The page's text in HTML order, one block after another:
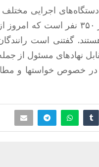
دستگاه‌های اجرایی
فعالیت می‌کنند، می‌گویند: تعداد آنها در سراسر
گفتنی است
نهادهای مسئول از
خصوص خواستها و